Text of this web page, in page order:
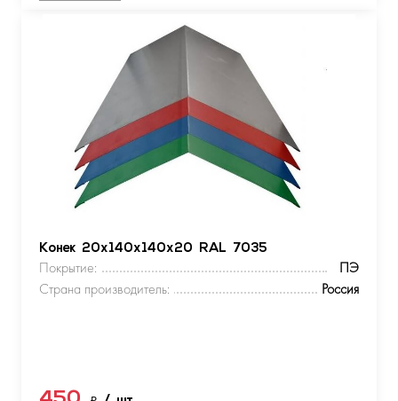
Конек 20х140х140х20 RAL 7035
Покрытие:
ПЭ
Страна производитель:
Россия